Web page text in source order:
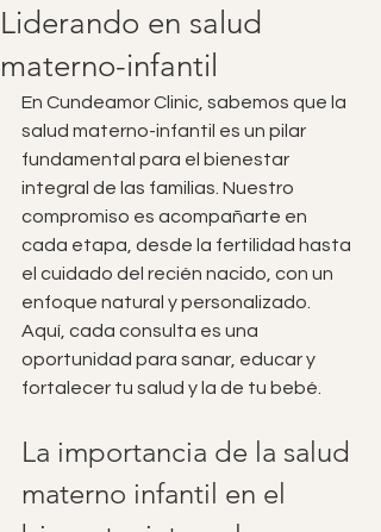
Liderando en salud
materno-infantil
En Cundeamor Clinic, sabemos que la
salud materno-infantil es un pilar
fundamental para el bienestar
integral de las familias. Nuestro
compromiso es acompañarte en
cada etapa, desde la fertilidad hasta
el cuidado del recién nacido, con un
enfoque natural y personalizado.
Aquí, cada consulta es una
oportunidad para sanar, educar y
fortalecer tu salud y la de tu bebé.
La importancia de la salud
materno infantil en el